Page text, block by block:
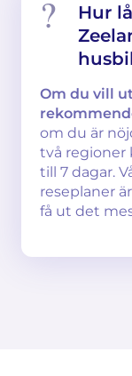
Hur
Om du vill
om du är
två regioner
till 7 dagar.
reseplaner
få ut det